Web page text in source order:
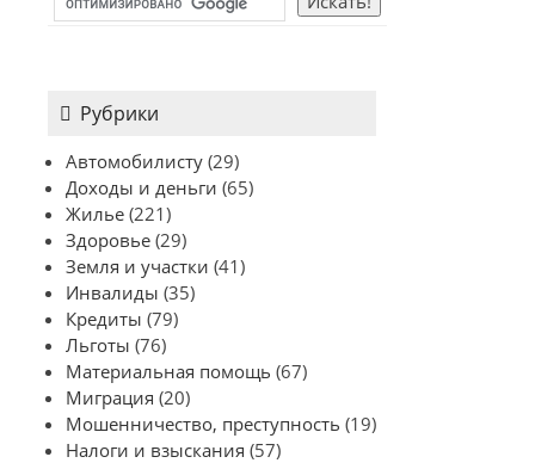
Рубрики
Автомобилисту (29)
Доходы и деньги (65)
Жилье (221)
Здоровье (29)
Земля и участки (41)
Инвалиды (35)
Кредиты (79)
Льготы (76)
Материальная помощь (67)
Миграция (20)
Мошенничество, преступность (19)
Налоги и взыскания (57)